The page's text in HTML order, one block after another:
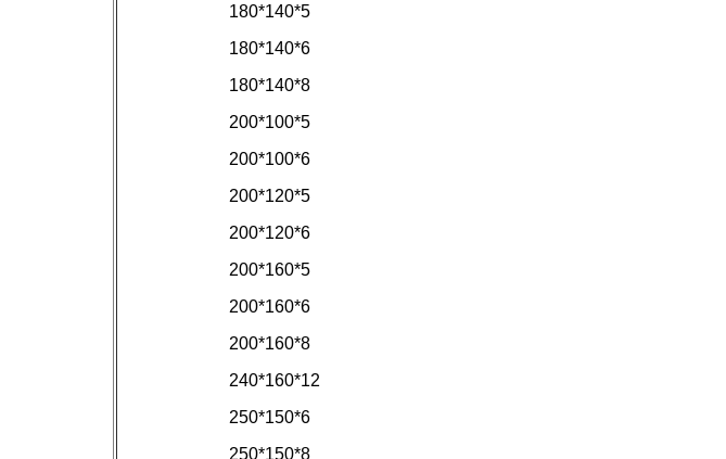
180*140*5
180*140*6
180*140*8
200*100*5
200*100*6
200*120*5
200*120*6
200*160*5
200*160*6
200*160*8
240*160*12
250*150*6
250*150*8